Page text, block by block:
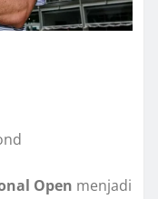
Open menjadi